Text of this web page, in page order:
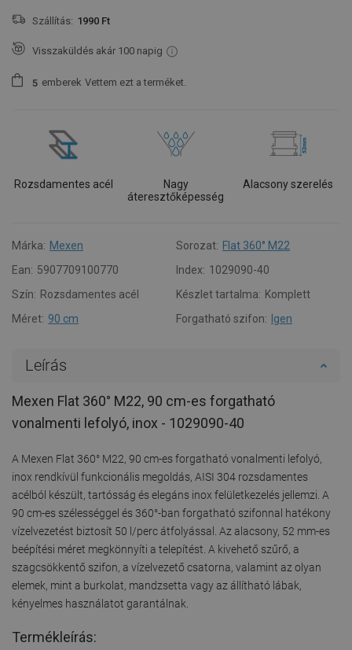
Szállítás: 1990 Ft
Visszaküldés akár 100 napig
5 emberek Vettem ezt a terméket.
Rozsdamentes acél
Nagy
áteresztőképesség
Alacsony szerelés
Márka: Mexen Sorozat: Flat 360° M22
Ean: 5907709100770 Index: 1029090-40
Szín: Rozsdamentes acél Készlet tartalma: Komplett
Méret: 90 cm Forgatható szifon: Igen
Leírás
Mexen Flat 360° M22, 90 cm-es forgatható
vonalmenti lefolyó, inox - 1029090-40
A Mexen Flat 360° M22, 90 cm-es forgatható vonalmenti lefolyó,
inox rendkívül funkcionális megoldás, AISI 304 rozsdamentes
acélból készült, tartósság és elegáns inox felületkezelés jellemzi. A
90 cm-es szélességgel és 360°-ban forgatható szifonnal hatékony
vízelvezetést biztosít 50 l/perc átfolyással. Az alacsony, 52 mm-es
beépítési méret megkönnyíti a telepítést. A kivehető szűrő, a
szagcsökkentő szifon, a vízelvezető csatorna, valamint az olyan
elemek, mint a burkolat, mandzsetta vagy az állítható lábak,
kényelmes használatot garantálnak.
Termékleírás: